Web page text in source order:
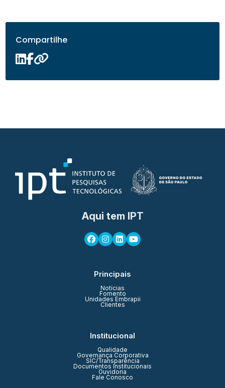
Compartilhe
Aqui tem IPT
Principais
Notícias
Fomento
Unidades Embrapii
Clientes
Institucional
Qualidade
Governança Corporativa
SIC/Transparência
Documentos Institucionais
Ouvidoria
Fale Conosco